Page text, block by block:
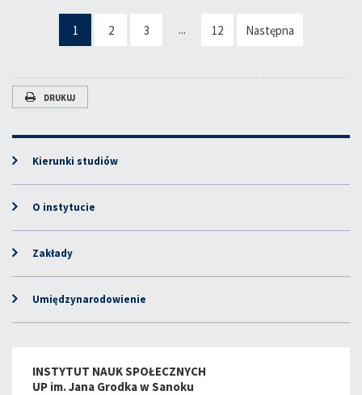
1 2 3 ... 12 Następna
DRUKUJ
Kierunki studiów
O instytucie
Zakłady
Umiędzynarodowienie
INSTYTUT NAUK SPOŁECZNYCH
UP im. Jana Grodka w Sanoku